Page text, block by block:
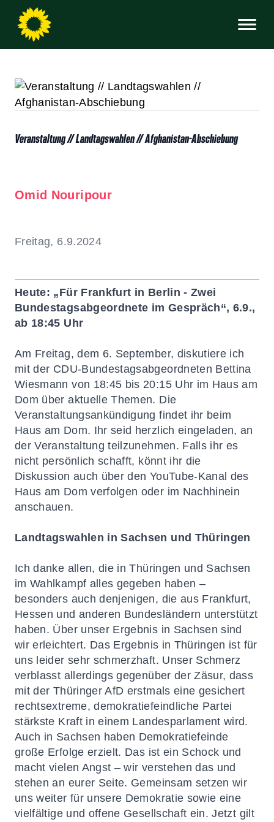
Veranstaltung // Landtagswahlen // Afghanistan-Abschiebung
Omid Nouripour
Freitag, 6.9.2024
Heute: „Für Frankfurt in Berlin - Zwei
Bundestagsabgeordnete im Gespräch“, 6.9.,
ab 18:45 Uhr
Am Freitag, dem 6. September, diskutiere ich
mit der CDU-Bundestagsabgeordneten Bettina
Wiesmann von 18:45 bis 20:15 Uhr im Haus am
Dom über aktuelle Themen. Die
Veranstaltungsankündigung findet ihr beim
Haus am Dom. Ihr seid herzlich eingeladen, an
der Veranstaltung teilzunehmen. Falls ihr es
nicht persönlich schafft, könnt ihr die
Diskussion auch über den YouTube-Kanal des
Haus am Dom verfolgen oder im Nachhinein
anschauen.
Landtagswahlen in Sachsen und Thüringen
Ich danke allen, die in Thüringen und Sachsen
im Wahlkampf alles gegeben haben –
besonders auch denjenigen, die aus Frankfurt,
Hessen und anderen Bundesländern unterstützt
haben. Über unser Ergebnis in Sachsen sind
wir erleichtert. Das Ergebnis in Thüringen ist für
uns leider sehr schmerzhaft. Unser Schmerz
verblasst allerdings gegenüber der Zäsur, dass
mit der Thüringer AfD erstmals eine gesichert
rechtsextreme, demokratiefeindliche Partei
stärkste Kraft in einem Landesparlament wird.
Auch in Sachsen haben Demokratiefeinde
große Erfolge erzielt. Das ist ein Schock und
machtvielen Angst – wir verstehen das und
stehen an eurer Seite. Gemeinsam setzen wir
uns weiter für unsere Demokratie sowie eine
vielfältige und offene Gesellschaft ein. Jetzt gilt